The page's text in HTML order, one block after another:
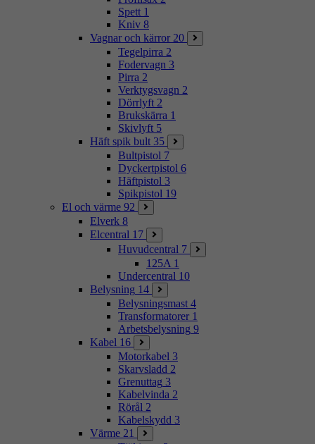
Spett 1
Kniv 8
Vagnar och kärror 20
Tegelpirra 2
Fodervagn 3
Pirra 2
Verktygsvagn 2
Dörrlyft 2
Brukskärra 1
Skivlyft 5
Häft spik bult 35
Bultpistol 7
Dyckertpistol 6
Häftpistol 3
Spikpistol 19
El och värme 92
Elverk 8
Elcentral 17
Huvudcentral 7
125A 1
Undercentral 10
Belysning 14
Belysningsmast 4
Transformatorer 1
Arbetsbelysning 9
Kabel 16
Motorkabel 3
Skarvsladd 2
Grenuttag 3
Kabelvinda 2
Rörål 2
Kabelskydd 3
Värme 21